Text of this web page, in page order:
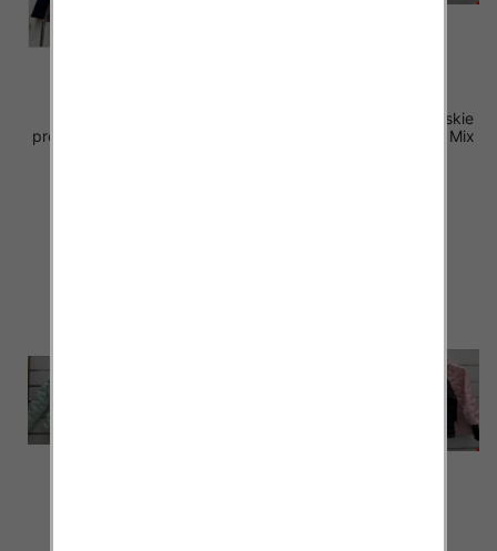
produkt) Roz S-XL, Mix Kolor
Kamizelki damskie (Włoskie
produkt) Roz Standard, Mix